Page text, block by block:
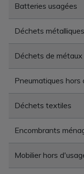
Batteries usagées
Déchets métalliques
Déchets de
Pneumatiques hors
Déchets textiles
Encombrants
Mobilier hors